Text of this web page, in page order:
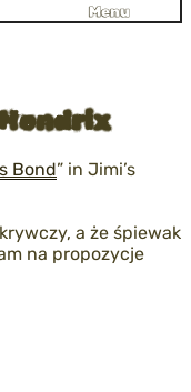
Menu
Bond” in Jimi’s
a że śpiewak
na propozycje